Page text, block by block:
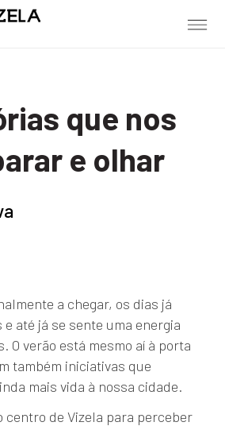
que nos
e olhar
a chegar, os dias já
até já se sente uma energia
O verão está mesmo aí à porta
também iniciativas que
mais vida à nossa cidade.
centro de Vizela para perceber